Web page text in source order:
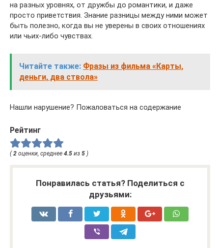
на разных уровнях, от дружбы до романтики, и даже
просто приветствия. Знание разницы между ними может
быть полезно, когда вы не уверены в своих отношениях
или чьих-либо чувствах.
Читайте также: Фразы из фильма «Карты,
деньги, два ствола»
Нашли нарушение? Пожаловаться на содержание
Рейтинг
(2 оценки, среднее 4.5 из 5 )
Понравилась статья? Поделиться с
друзьями: